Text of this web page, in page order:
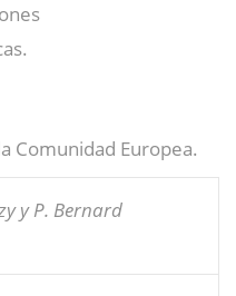
Comunidad Europea.
y P. Bernard